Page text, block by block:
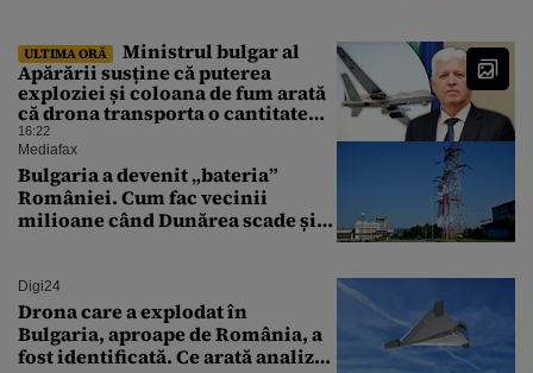
ULTIMA ORĂ
Ministrul bulgar al
Apărării susține că puterea
exploziei și coloana de fum arată
că drona transporta o cantitate
semnificativă de exploziv
16:22
Mediafax
Bulgaria a devenit „bateria”
României. Cum fac vecinii
milioane când Dunărea scade și
Digi24
Drona care a explodat în
Bulgaria, aproape de România, a
fost identificată. Ce arată analiza